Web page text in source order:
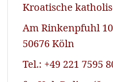
Kroatische
Am Rinkenpfuhl 10
50676 Köln
Tel.: +49 221 7595